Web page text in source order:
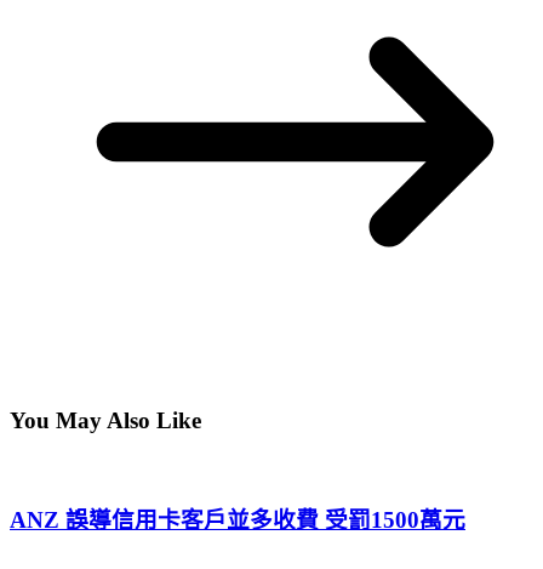
You May Also Like
ANZ 誤導信用卡客戶並多收費 受罰1500萬元